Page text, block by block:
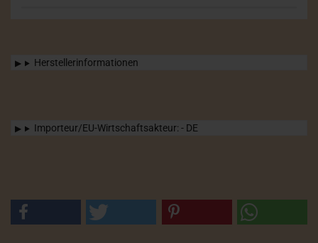
Herstellerinformationen
Importeur/EU-Wirtschaftsakteur: - DE